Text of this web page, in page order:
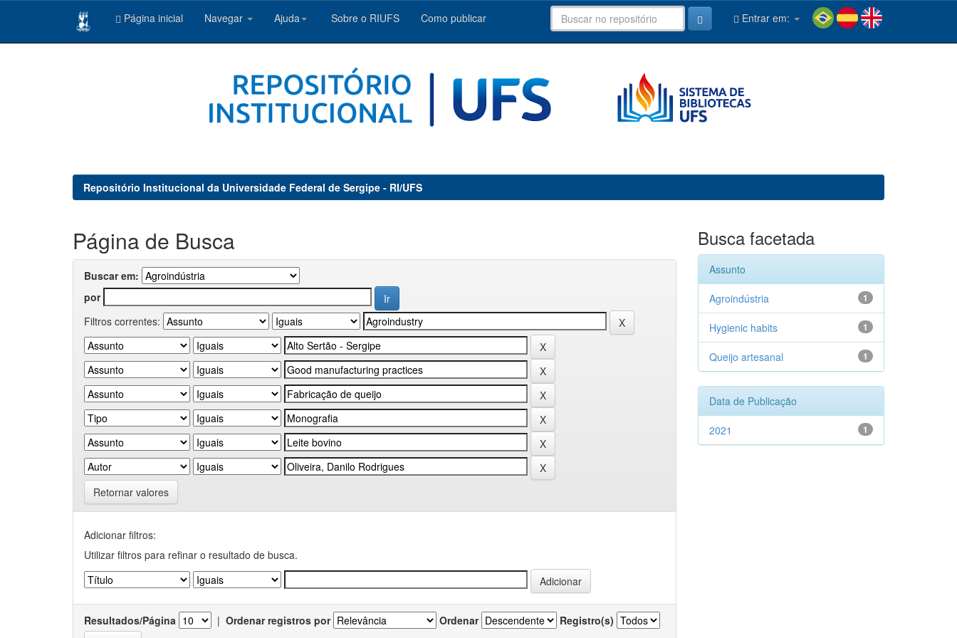
Página inicial Navegar Ajuda Sobre o RIUFS Como publicar Entrar em:
Repositório Institucional da Universidade Federal de Sergipe - RI/UFS
Página de Busca
Buscar em:
por
Filtros correntes:
Retornar valores
Adicionar filtros:
Utilizar filtros para refinar o resultado de busca.
Resultados/Página | Ordenar registros por Ordenar Registro(s)
Busca facetada
Assunto
1
Agroindústria
1
Hygienic habits
1
Queijo artesanal
Data de Publicação
1
2021